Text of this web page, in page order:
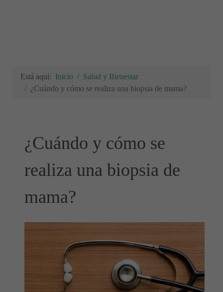
Está aquí: Inicio
Salud y Bienestar
¿Cuándo y cómo se realiza una biopsia de mama?
¿Cuándo y cómo se
realiza una biopsia de
mama?